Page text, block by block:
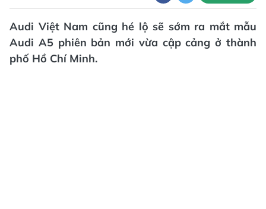
Audi Việt Nam cũng hé lộ sẽ sớm ra mắt mẫu
Audi A5 phiên bản mới vừa cập cảng ở thành
phố Hồ Chí Minh.